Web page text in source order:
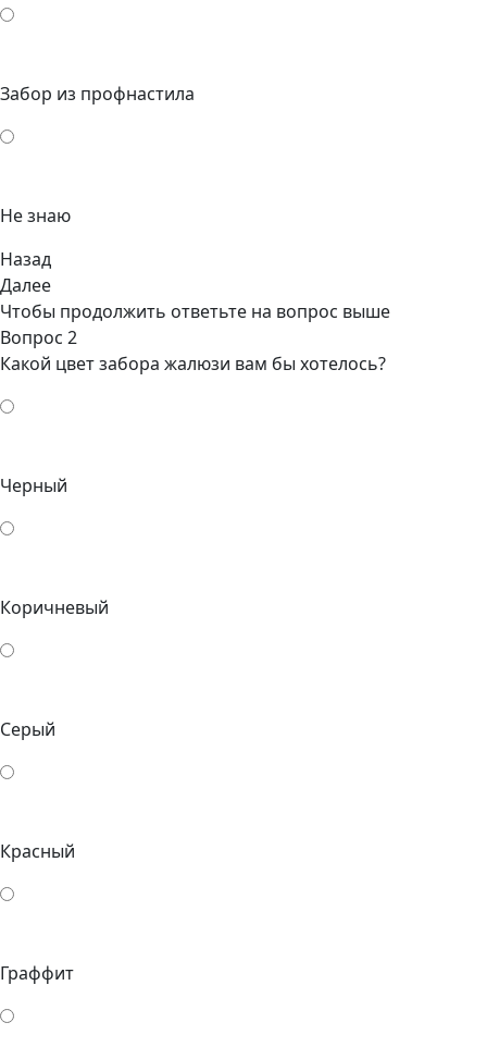
Забор из профнастила
Не знаю
Назад
Далее
Чтобы продолжить ответьте на вопрос выше
Вопрос 2
Какой цвет забора жалюзи вам бы хотелось?
Черный
Коричневый
Серый
Красный
Граффит